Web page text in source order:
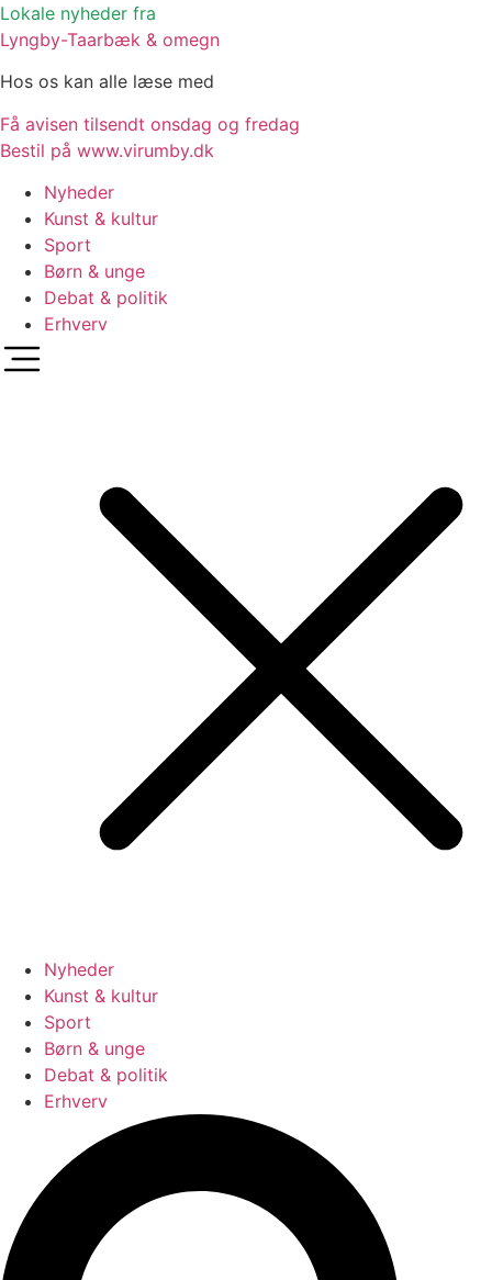
Lokale nyheder fra
Lyngby-Taarbæk & omegn
Hos os kan alle læse med
Få avisen tilsendt onsdag og fredag
Bestil på www.virumby.dk
Nyheder
Kunst & kultur
Sport
Børn & unge
Debat & politik
Erhverv
Nyheder
Kunst & kultur
Sport
Børn & unge
Debat & politik
Erhverv